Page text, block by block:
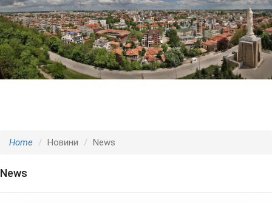
Home Новини News
News